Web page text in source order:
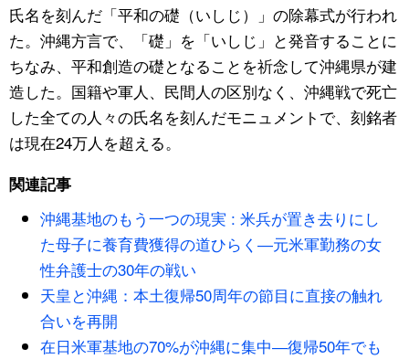
氏名を刻んだ「平和の礎（いしじ）」の除幕式が行われ
た。沖縄方言で、「礎」を「いしじ」と発音することに
ちなみ、平和創造の礎となることを祈念して沖縄県が建
造した。国籍や軍人、民間人の区別なく、沖縄戦で死亡
した全ての人々の氏名を刻んだモニュメントで、刻銘者
は現在24万人を超える。
関連記事
沖縄基地のもう一つの現実 : 米兵が置き去りにし
た母子に養育費獲得の道ひらく―元米軍勤務の女
性弁護士の30年の戦い
天皇と沖縄：本土復帰50周年の節目に直接の触れ
合いを再開
在日米軍基地の70%が沖縄に集中―復帰50年でも